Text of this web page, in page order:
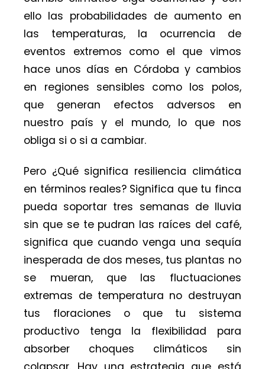
ello las probabilidades de aumento en
las temperaturas, la ocurrencia de
eventos extremos como el que vimos
hace unos días en Córdoba y cambios
en regiones sensibles como los polos,
que generan efectos adversos en
nuestro país y el mundo, lo que nos
obliga si o si a cambiar.
Pero ¿Qué significa resiliencia climática
en términos reales? Significa que tu finca
pueda soportar tres semanas de lluvia
sin que se te pudran las raíces del café,
significa que cuando venga una sequía
inesperada de dos meses, tus plantas no
se mueran, que las fluctuaciones
extremas de temperatura no destruyan
tus floraciones o que tu sistema
productivo tenga la flexibilidad para
absorber choques climáticos sin